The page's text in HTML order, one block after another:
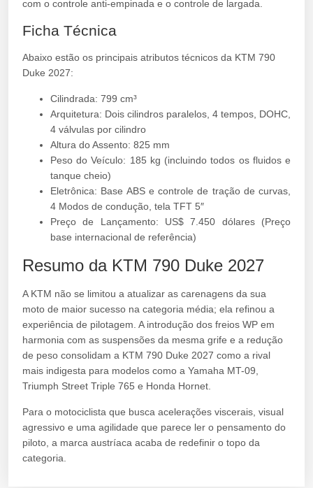
com o controle anti-empinada e o controle de largada.
Ficha Técnica
Abaixo estão os principais atributos técnicos da KTM 790
Duke 2027:
Cilindrada: 799 cm³
Arquitetura: Dois cilindros paralelos, 4 tempos, DOHC,
4 válvulas por cilindro
Altura do Assento: 825 mm
Peso do Veículo: 185 kg (incluindo todos os fluidos e
tanque cheio)
Eletrônica: Base ABS e controle de tração de curvas,
4 Modos de condução, tela TFT 5″
Preço de Lançamento: US$ 7.450 dólares (Preço
base internacional de referência)
Resumo da KTM 790 Duke 2027
A KTM não se limitou a atualizar as carenagens da sua
moto de maior sucesso na categoria média; ela refinou a
experiência de pilotagem. A introdução dos freios WP em
harmonia com as suspensões da mesma grife e a redução
de peso consolidam a KTM 790 Duke 2027 como a rival
mais indigesta para modelos como a Yamaha MT-09,
Triumph Street Triple 765 e Honda Hornet.
Para o motociclista que busca acelerações viscerais, visual
agressivo e uma agilidade que parece ler o pensamento do
piloto, a marca austríaca acaba de redefinir o topo da
categoria.